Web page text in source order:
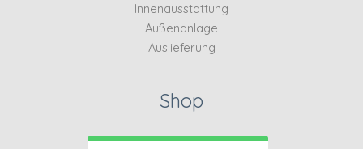
Innenausstattung
Außenanlage
Auslieferung
Shop